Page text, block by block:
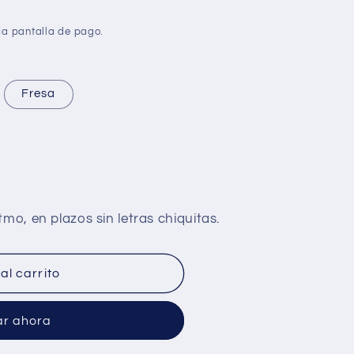
pantalla de pago.
Fresa
carrito
ahora